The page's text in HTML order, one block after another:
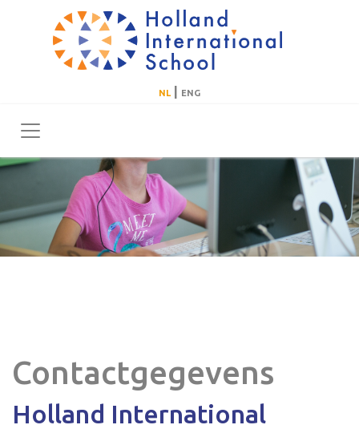
NL ENG
Toggle navigation
Contactgegevens
Holland International